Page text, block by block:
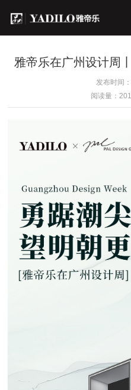
雅帝乐在广州设计周
发布时间
阅读量：